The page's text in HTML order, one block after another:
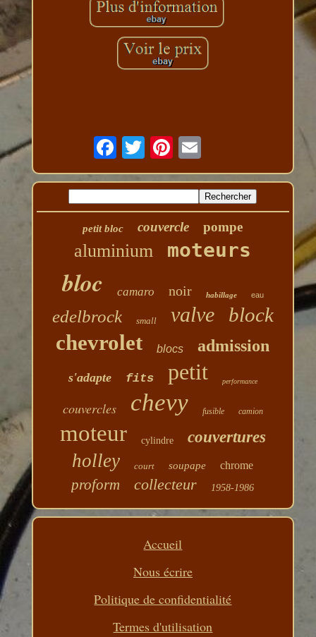
petit bloc couvercle pompe
aluminium moteurs
bloc camaro noir habillage eau
edelbrock small valve block
chevrolet blocs admission
s'adapte fits petit performance
couvercles chevy fusible camion
moteur cylindre couvertures
holley court soupape chrome
proform collecteur 1958-1986
Accueil
Nous écrire
Politique de confidentialité
Termes d'utilisation